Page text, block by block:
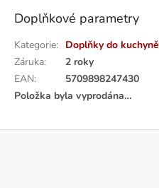
Doplňkové parametry
Kategorie: Doplňky do kuchyně
Záruka:
2 roky
EAN:
5709898247430
Položka byla vyprodána…
Z